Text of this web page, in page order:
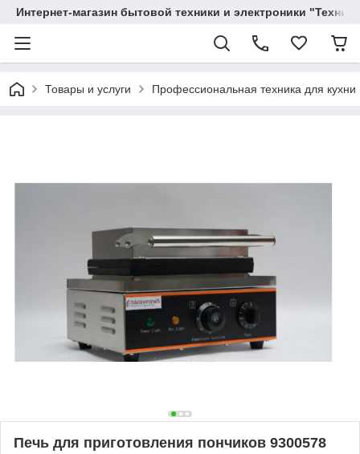
Интернет-магазин бытовой техники и электроники
Товары и услуги Профессиональная техника для кухни
Печь для приготовления пончиков 9300578